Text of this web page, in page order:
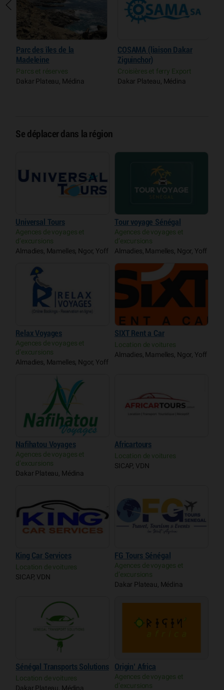
Parc des îles de la
Madeleine
Parcs et réserves
Dakar Plateau, Médina
COSAMA (liaison Dakar
Ziguinchor)
Croisières et ferry Export
Dakar Plateau, Médina
Se déplacer dans la région
Universal Tours
Agences de voyages et
d’excursions
Almadies, Mamelles, Ngor, Yoff
Tour voyage Sénégal
Agences de voyages et
d’excursions
Almadies, Mamelles, Ngor, Yoff
Relax Voyages
Agences de voyages et
d’excursions
Almadies, Mamelles, Ngor, Yoff
SIXT Rent a Car
Location de voitures
Almadies, Mamelles, Ngor, Yoff
Nafihatou Voyages
Agences de voyages et
d’excursions
Dakar Plateau, Médina
Africartours
Location de voitures
SICAP, VDN
King Car Services
Location de voitures
SICAP, VDN
FG Tours Sénégal
Agences de voyages et
d’excursions
Dakar Plateau, Médina
Sénégal Transports Solutions
Location de voitures
Dakar Plateau, Médina
Origin’ Africa
Agences de voyages et
d’excursions